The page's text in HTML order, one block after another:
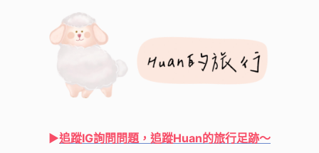
►追蹤IG詢問問題，追蹤Huan的旅行足跡～